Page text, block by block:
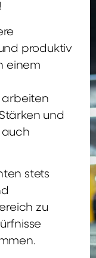
produktiv
einem
und
auch
stets
zu